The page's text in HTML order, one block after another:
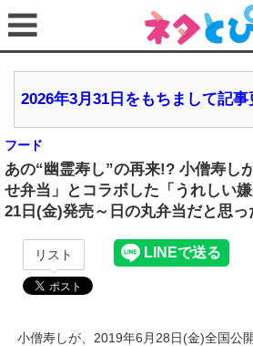
2026年3月31日をもちまして記
フード
あの“幽霊寿し”の再来!? 小僧寿し
せ弁当」とコラボした「うれしい
21日(金)発売～日の丸弁当だと思
リスト
小僧寿しが、2019年6月28日(金)全国公